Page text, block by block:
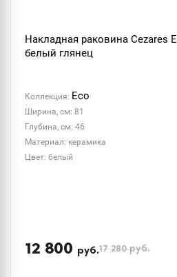
Накладная раковина Cezares
белый глянец
Коллекция: Eco
Ширина, см: 81
Глубина, см: 46
Материал: керамика
Цвет: белый
12 800 руб.17 280руб.